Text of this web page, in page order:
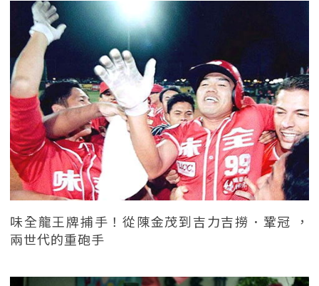
味全龍王牌捕手！從陳金茂到吉力吉撈．鞏冠 ，
兩世代的重砲手